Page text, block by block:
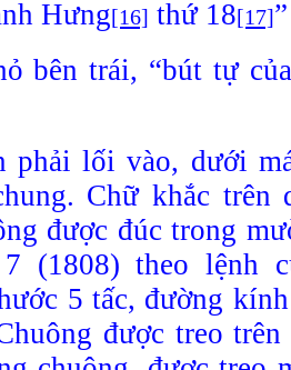
Hưng[16] thứ 18[17]”
bên trái, “bút tự
phải lối vào, dưới
Chữ khắc trên
được đúc trong
(1808) theo lệnh
5 tấc, đường
được treo